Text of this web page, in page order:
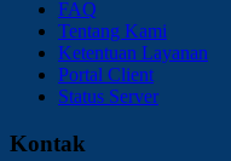
FAQ
Tentang Kami
Ketentuan Layanan
Portal Client
Status Server
Kontak